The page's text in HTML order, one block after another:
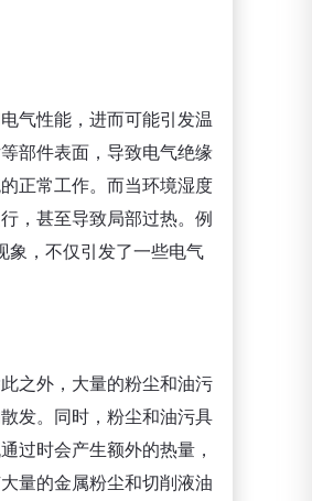
气性能，进而可能引发温
部件表面，导致电气绝缘
正常工作。而当环境湿度
，甚至导致局部过热。例
象，不仅引发了一些电气
之外，大量的粉尘和油污
发。同时，粉尘和油污具
过时会产生额外的热量，
量的金属粉尘和切削液油